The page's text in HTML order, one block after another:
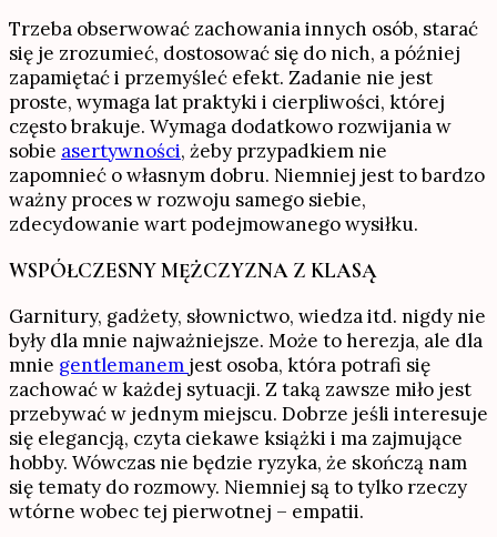
Trzeba obserwować zachowania innych osób, starać
się je zrozumieć, dostosować się do nich, a później
zapamiętać i przemyśleć efekt. Zadanie nie jest
proste, wymaga lat praktyki i cierpliwości, której
często brakuje. Wymaga dodatkowo rozwijania w
sobie asertywności, żeby przypadkiem nie
zapomnieć o własnym dobru. Niemniej jest to bardzo
ważny proces w rozwoju samego siebie,
zdecydowanie wart podejmowanego wysiłku.
WSPÓŁCZESNY MĘŻCZYZNA Z KLASĄ
Garnitury, gadżety, słownictwo, wiedza itd. nigdy nie
były dla mnie najważniejsze. Może to herezja, ale dla
mnie gentlemanem jest osoba, która potrafi się
zachować w każdej sytuacji. Z taką zawsze miło jest
przebywać w jednym miejscu. Dobrze jeśli interesuje
się elegancją, czyta ciekawe książki i ma zajmujące
hobby. Wówczas nie będzie ryzyka, że skończą nam
się tematy do rozmowy. Niemniej są to tylko rzeczy
wtórne wobec tej pierwotnej – empatii.